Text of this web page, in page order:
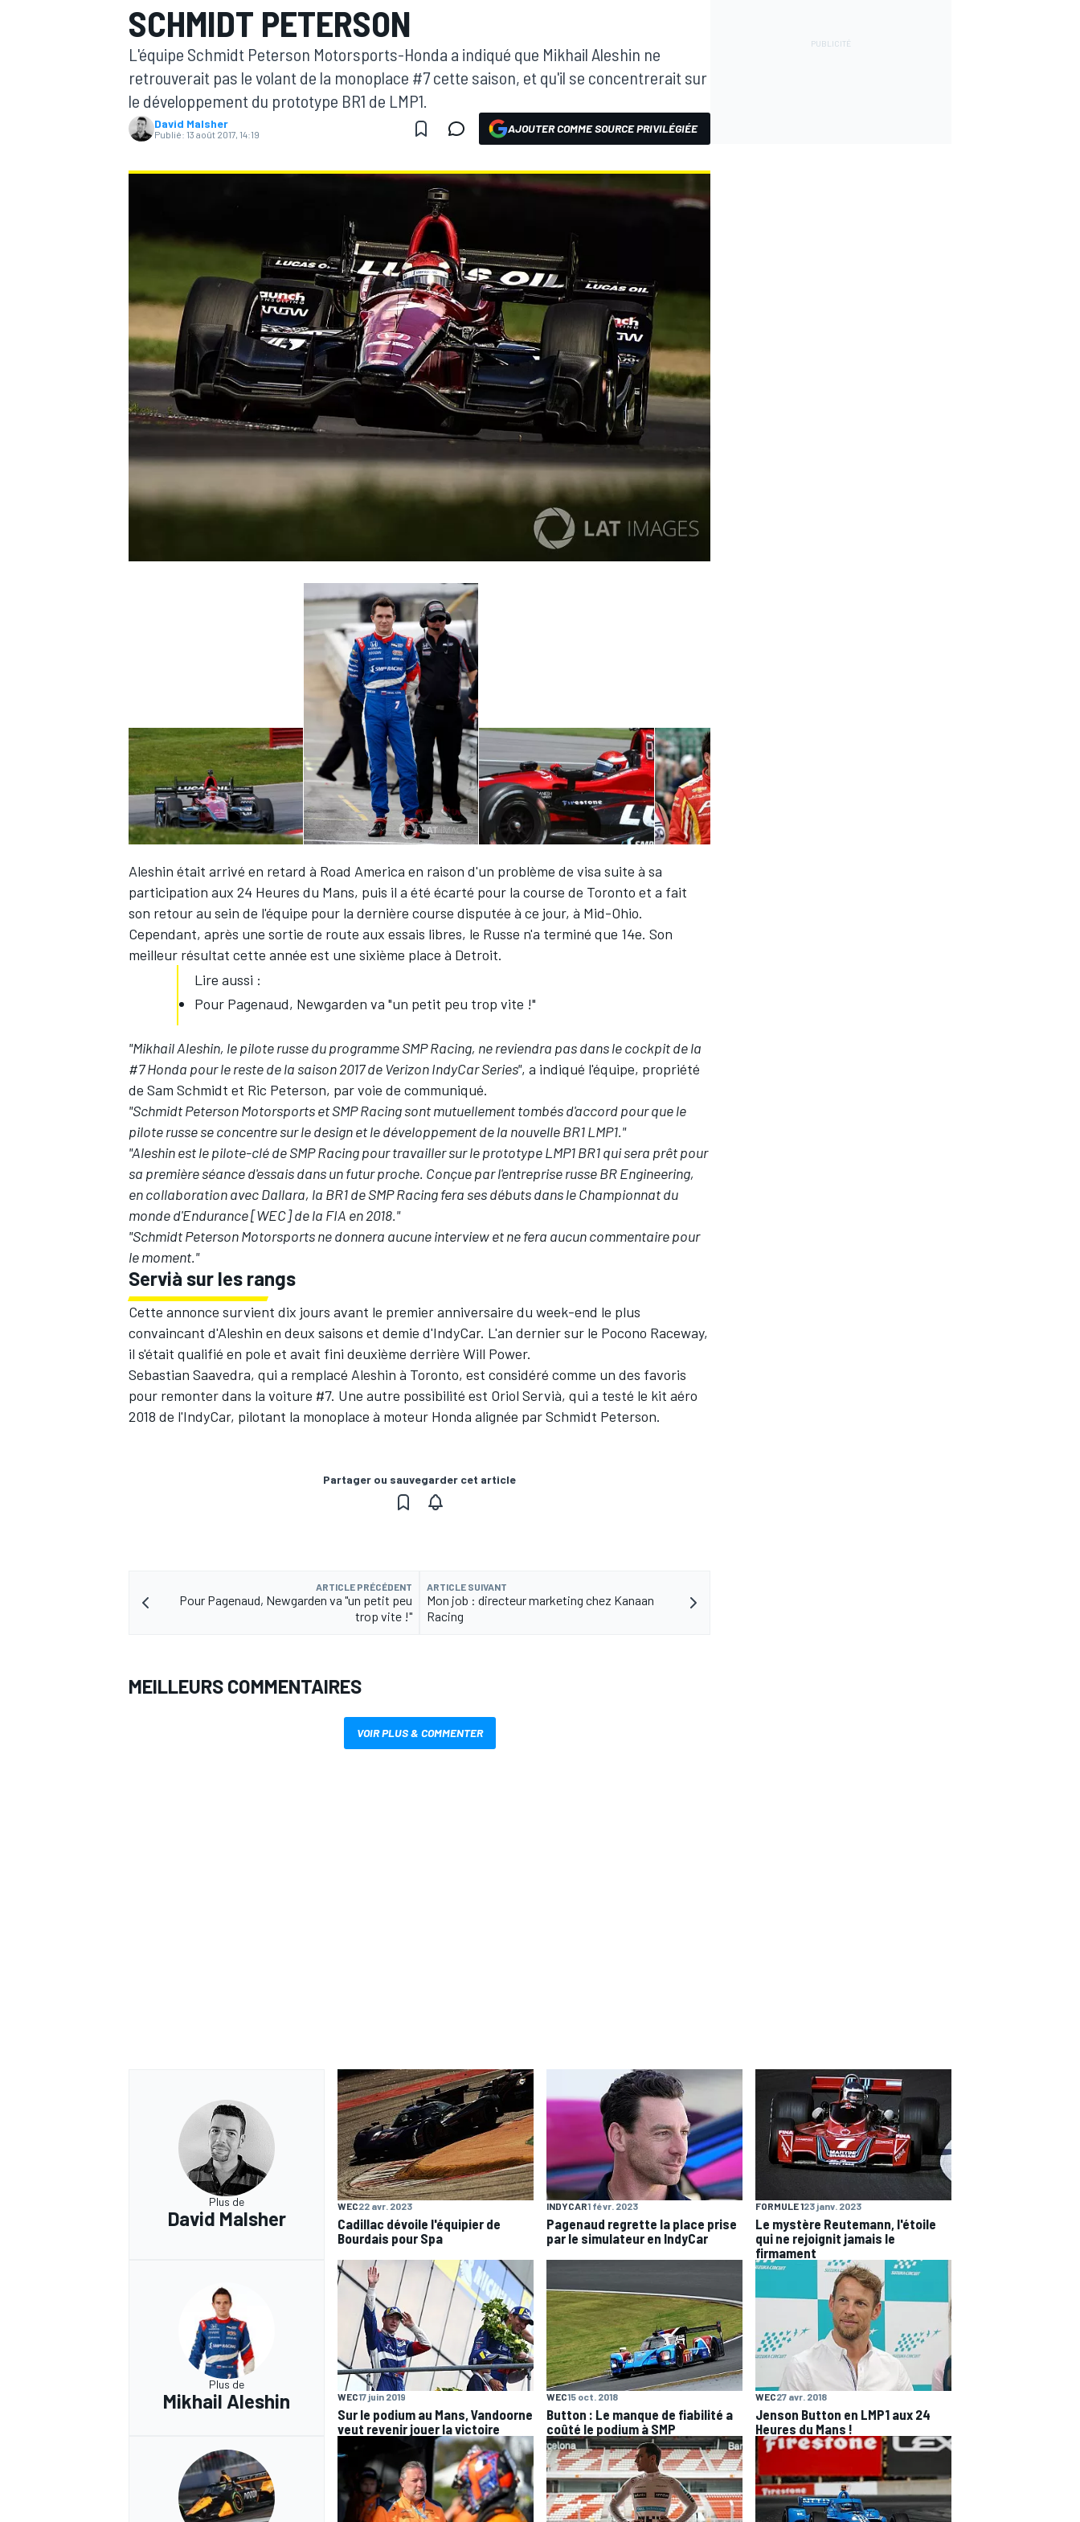
MOTOGP
WRC
SCHMIDT PETERSON
L'équipe Schmidt Peterson Motorsports-Honda a indiqué que Mikhail Aleshin ne
retrouverait pas le volant de la monoplace #7 cette saison, et qu'il se concentrerait sur
le développement du prototype BR1 de LMP1.
David Malsher
Publié: 13 août 2017, 14:19 AJOUTER COMME SOURCE PRIVILÉGIÉE
Aleshin était arrivé en retard à Road America en raison d'un problème de visa suite à sa
participation aux 24 Heures du Mans, puis il a été écarté pour la course de Toronto et a fait
son retour au sein de l'équipe pour la dernière course disputée à ce jour, à Mid-Ohio.
Cependant, après une sortie de route aux essais libres, le Russe n'a terminé que 14e. Son
meilleur résultat cette année est une sixième place à Detroit.
Lire aussi :
Pour Pagenaud, Newgarden va "un petit peu trop vite !"
"Mikhail Aleshin, le pilote russe du programme SMP Racing, ne reviendra pas dans le cockpit de la
#7 Honda pour le reste de la saison 2017 de Verizon IndyCar Series", a indiqué l'équipe, propriété
de Sam Schmidt et Ric Peterson, par voie de communiqué.
"Schmidt Peterson Motorsports et SMP Racing sont mutuellement tombés d'accord pour que le
pilote russe se concentre sur le design et le développement de la nouvelle BR1 LMP1."
"Aleshin est le pilote-clé de SMP Racing pour travailler sur le prototype LMP1 BR1 qui sera prêt pour
sa première séance d'essais dans un futur proche. Conçue par l'entreprise russe BR Engineering,
en collaboration avec Dallara, la BR1 de SMP Racing fera ses débuts dans le Championnat du
monde d'Endurance [WEC] de la FIA en 2018."
"Schmidt Peterson Motorsports ne donnera aucune interview et ne fera aucun commentaire pour
le moment."
Servià sur les rangs
Cette annonce survient dix jours avant le premier anniversaire du week-end le plus
convaincant d'Aleshin en deux saisons et demie d'IndyCar. L'an dernier sur le Pocono Raceway,
il s'était qualifié en pole et avait fini deuxième derrière Will Power.
Sebastian Saavedra, qui a remplacé Aleshin à Toronto, est considéré comme un des favoris
pour remonter dans la voiture #7. Une autre possibilité est Oriol Servià, qui a testé le kit aéro
2018 de l'IndyCar, pilotant la monoplace à moteur Honda alignée par Schmidt Peterson.
Partager ou sauvegarder cet article
ARTICLE PRÉCÉDENT
Pour Pagenaud, Newgarden va "un petit peu
trop vite !"
ARTICLE SUIVANT
Mon job : directeur marketing chez Kanaan
Racing
MEILLEURS COMMENTAIRES
VOIR PLUS & COMMENTER
Plus de
David Malsher
WEC22 avr. 2023
Cadillac dévoile l'équipier de
Bourdais pour Spa
INDYCAR1 févr. 2023
Pagenaud regrette la place prise
par le simulateur en IndyCar
FORMULE 123 janv. 2023
Le mystère Reutemann, l'étoile
qui ne rejoignit jamais le
firmament
Plus de
Mikhail Aleshin WEC17 juin 2019
Sur le podium au Mans, Vandoorne
veut revenir jouer la victoire
WEC15 oct. 2018
Button : Le manque de fiabilité a
coûté le podium à SMP
WEC27 avr. 2018
Jenson Button en LMP1 aux 24
Heures du Mans !